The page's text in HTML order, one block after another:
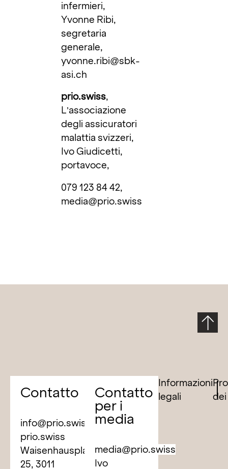
infermieri,
Yvonne Ribi,
segretaria
generale,
yvonne.ribi@sbk-
asi.ch
prio.swiss,
L’associazione
degli assicuratori
malattia svizzeri,
Ivo Giudicetti,
portavoce,
079 123 84 42,
media@prio.swiss
Contatto
info@prio.swiss
prio.swiss
Waisenhausplatz
25, 3011
Contatto
per i
media
media@prio.swiss
Ivo
Informazioni
legali